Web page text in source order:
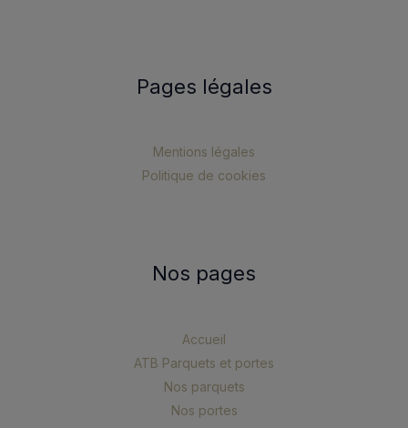
Pages légales
Mentions légales
Politique de cookies
Nos pages
Accueil
ATB Parquets et portes
Nos parquets
Nos portes